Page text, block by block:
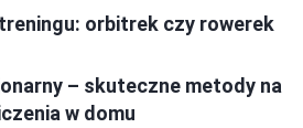
orbitrek czy rowerek
– skuteczne metody na
w domu